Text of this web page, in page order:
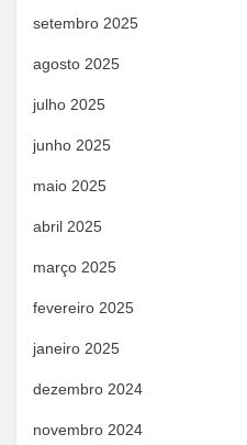
setembro 2025
agosto 2025
julho 2025
junho 2025
maio 2025
abril 2025
março 2025
fevereiro 2025
janeiro 2025
dezembro 2024
novembro 2024